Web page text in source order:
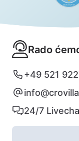
Rado
+49 521
24/7